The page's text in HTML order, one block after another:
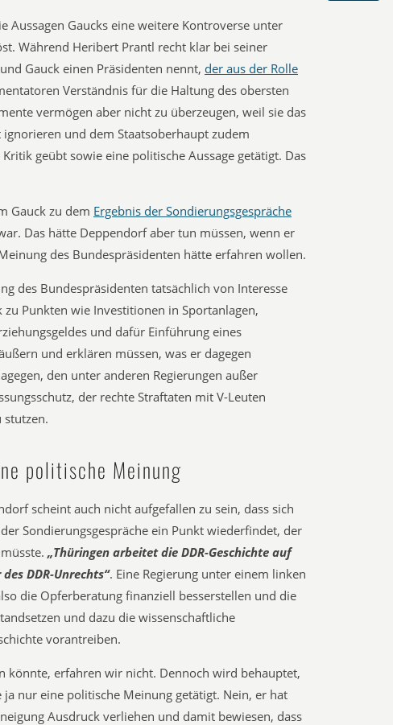
Aussagen Gaucks eine weitere Kontroverse unter
Während Heribert Prantl recht klar bei seiner
Gauck einen Präsidenten nennt, der aus der Rolle
Verständnis für die Haltung des obersten
vermögen aber nicht zu überzeugen, weil sie das
und dem Staatsoberhaupt zudem
geübt sowie eine politische Aussage getätigt. Das
Gauck zu dem Ergebnis der Sondierungsgespräche
Das hätte Deppendorf aber tun müssen, wenn er
des Bundespräsidenten hätte erfahren wollen.
des Bundespräsidenten tatsächlich von Interesse
zu Punkten wie Investitionen in Sportanlagen,
und dafür Einführung eines
und erklären müssen, was er dagegen
den unter anderen Regierungen außer
der rechte Straftaten mit V-Leuten
stutzen.
politische Meinung
scheint auch nicht aufgefallen zu sein, dass sich
Sondierungsgespräche ein Punkt wiederfindet, der
„Thüringen arbeitet die DDR-Geschichte auf
DDR-Unrechts“. Eine Regierung unter einem linken
die Opferberatung finanziell besserstellen und die
und dazu die wissenschaftliche
vorantreiben.
könnte, erfahren wir nicht. Dennoch wird behauptet,
ja nur eine politische Meinung getätigt. Nein, er hat
Ausdruck verliehen und damit bewiesen, dass